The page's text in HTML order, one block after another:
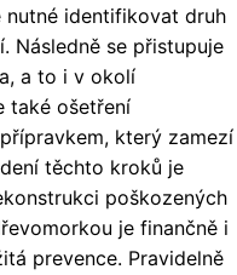
nutné identifikovat druh
Následně se přistupuje
a to i v okolí
také ošetření
který zamezí
těchto kroků je
poškozených
je finančně i
prevence. Pravidelně